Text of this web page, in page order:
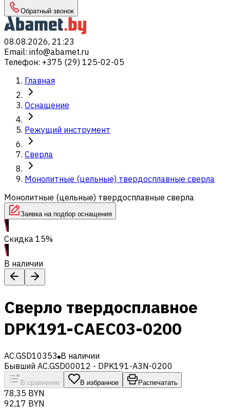
Обратный звонок
08.08.2026, 21:23
Email: info@abamet.ru
Телефон: +375 (29) 125-02-05
Главная
Оснащение
Режущий инструмент
Сверла
Монолитные (цельные) твердосплавные сверла
Монолитные (цельные) твердосплавные сверла
Заявка на подбор оснащения
Скидка 15%
В наличии
Сверло твердосплавное
DPK191-CAEC03-0200
AC.GSD10353 В наличии
Бывший AC.GSD00012 - DPK191-A3N-0200
В сравнение В избранное Распечатать
78,35 BYN
92,17 BYN